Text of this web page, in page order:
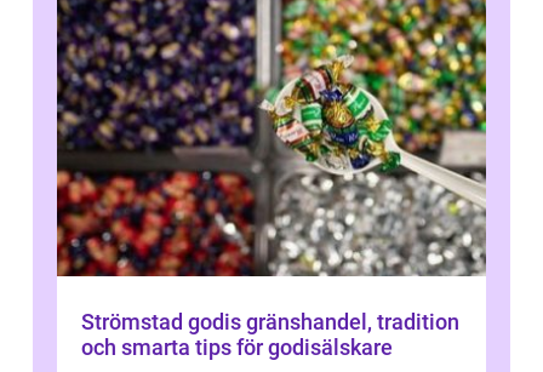
Strömstad godis gränshandel, tradition
och smarta tips för godisälskare